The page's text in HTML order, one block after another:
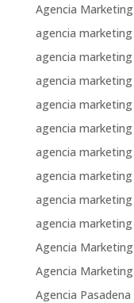
Agencia
agencia
agencia
agencia
agencia
agencia
agencia
agencia
agencia
agencia
Agencia
Agencia
Agencia